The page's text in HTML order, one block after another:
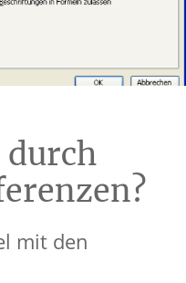
durch
mit den